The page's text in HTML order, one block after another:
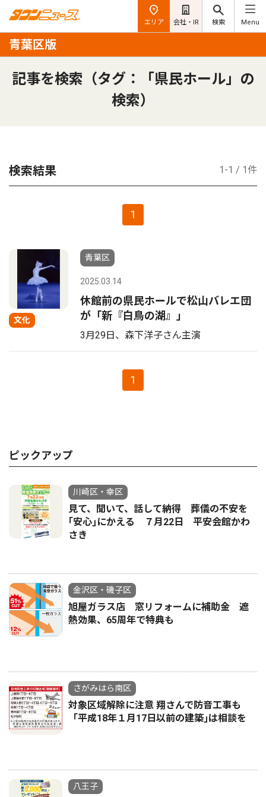
エリア 会社・IR 検索 Menu
青葉区版
記事を検索（タグ：「県民ホール」の
検索）
検索結果 1-1 / 1件
1
文化
青葉区
2025.03.14
休館前の県民ホールで松山バレエ団
が「新『白鳥の湖』」
3月29日、森下洋子さん主演
1
ピックアップ
川崎区・幸区
見て、聞いて、話して納得 葬儀の不安を
｢安心｣にかえる ７月22日 平安会館かわ
さき
金沢区・磯子区
旭屋ガラス店 窓リフォームに補助金 遮
熱効果、65周年で特典も
さがみはら南区
対象区域解除に注意 翔さんで防音工事も
「平成18年１月17日以前の建築｣は相談を
八王子